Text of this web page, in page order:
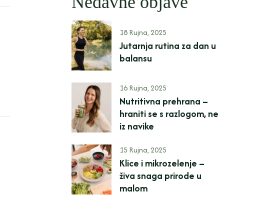
18 Rujna, 2025
Jutarnja rutina za dan u
balansu
16 Rujna, 2025
Nutritivna prehrana –
hraniti se s razlogom, ne
iz navike
15 Rujna, 2025
Klice i mikrozelenje –
živa snaga prirode u
malom